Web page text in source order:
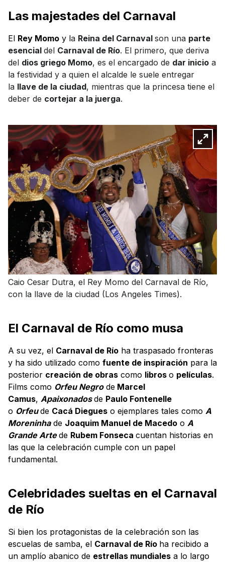
Las majestades del Carnaval
El Rey Momo y la Reina del Carnaval son una parte
esencial del Carnaval de Río. El primero, que deriva
del dios griego Momo, es el encargado de dar inicio a
la festividad y a quien el alcalde le suele entregar
la llave de la ciudad, mientras que la princesa tiene el
deber de cortejar a la juerga.
Caio Cesar Dutra, el Rey Momo del Carnaval de Río,
con la llave de la ciudad (Los Angeles Times).
El Carnaval de Río como musa
A su vez, el Carnaval de Río ha traspasado fronteras
y ha sido utilizado como fuente de inspiración para la
posterior creación de obras como libros o películas.
Films como Orfeu Negrode Marcel
Camus, Apaixonadosde Paulo Fontenelle
o Orfeude Cacá Diegues o ejemplares tales como A
Moreninha de Joaquim Manuel de Macedo o A
Grande Artede Rubem Fonseca cuentan historias en
las que la celebración cumple con un papel
fundamental.
Celebridades sueltas en el Carnaval
de Río
Si bien los protagonistas de la celebración son las
escuelas de samba, el Carnaval de Río ha recibido a
un amplío abanico de estrellas mundiales a lo largo